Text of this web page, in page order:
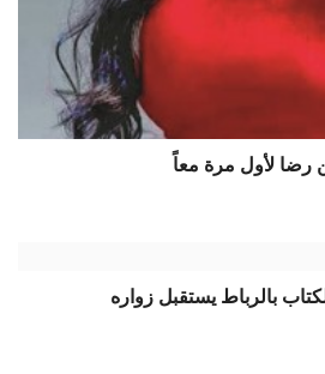
رضا لأول مرة معاً
بالرباط يستقبل زواره